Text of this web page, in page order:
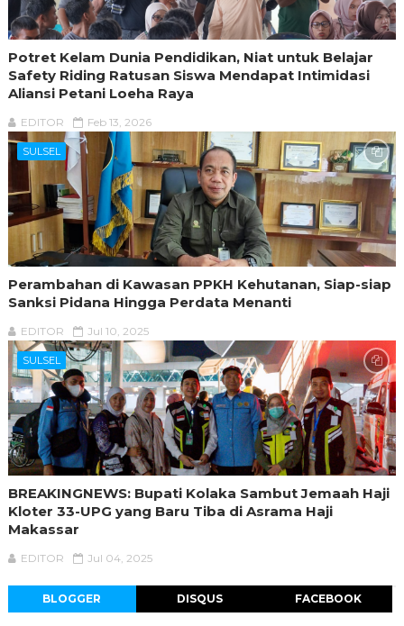
Potret Kelam Dunia Pendidikan, Niat untuk Belajar
Safety Riding Ratusan Siswa Mendapat Intimidasi
Aliansi Petani Loeha Raya
EDITOR Feb 13, 2026
SULSEL
Perambahan di Kawasan PPKH Kehutanan, Siap-siap
Sanksi Pidana Hingga Perdata Menanti
EDITOR Jul 10, 2025
SULSEL
BREAKINGNEWS: Bupati Kolaka Sambut Jemaah Haji
Kloter 33-UPG yang Baru Tiba di Asrama Haji
Makassar
EDITOR Jul 04, 2025
BLOGGER DISQUS FACEBOOK